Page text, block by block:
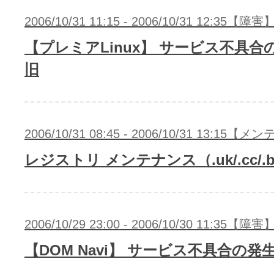
2006/10/31 11:15 - 2006/10/31 12:35【障害
【プレミアLinux】 サービス不具合
旧
2006/10/31 08:45 - 2006/10/31 13:15【メン
レジストリ メンテナンス（.uk/.cc/
2006/10/29 23:00 - 2006/10/30 11:35【障害
【DOM Navi】 サービス不具合の発